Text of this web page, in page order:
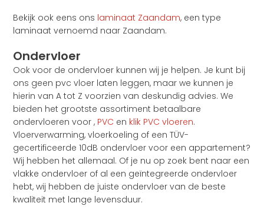
Bekijk ook eens ons laminaat Zaandam, een type
laminaat vernoemd naar Zaandam.
Ondervloer
Ook voor de ondervloer kunnen wij je helpen. Je kunt bij
ons geen pvc vloer laten leggen, maar we kunnen je
hierin van A tot Z voorzien van deskundig advies. We
bieden het grootste assortiment betaalbare
ondervloeren voor , PVC en klik PVC vloeren.
Vloerverwarming, vloerkoeling of een TÜV-
gecertificeerde 10dB ondervloer voor een appartement?
Wij hebben het allemaal. Of je nu op zoek bent naar een
vlakke ondervloer of al een geïntegreerde ondervloer
hebt, wij hebben de juiste ondervloer van de beste
kwaliteit met lange levensduur.